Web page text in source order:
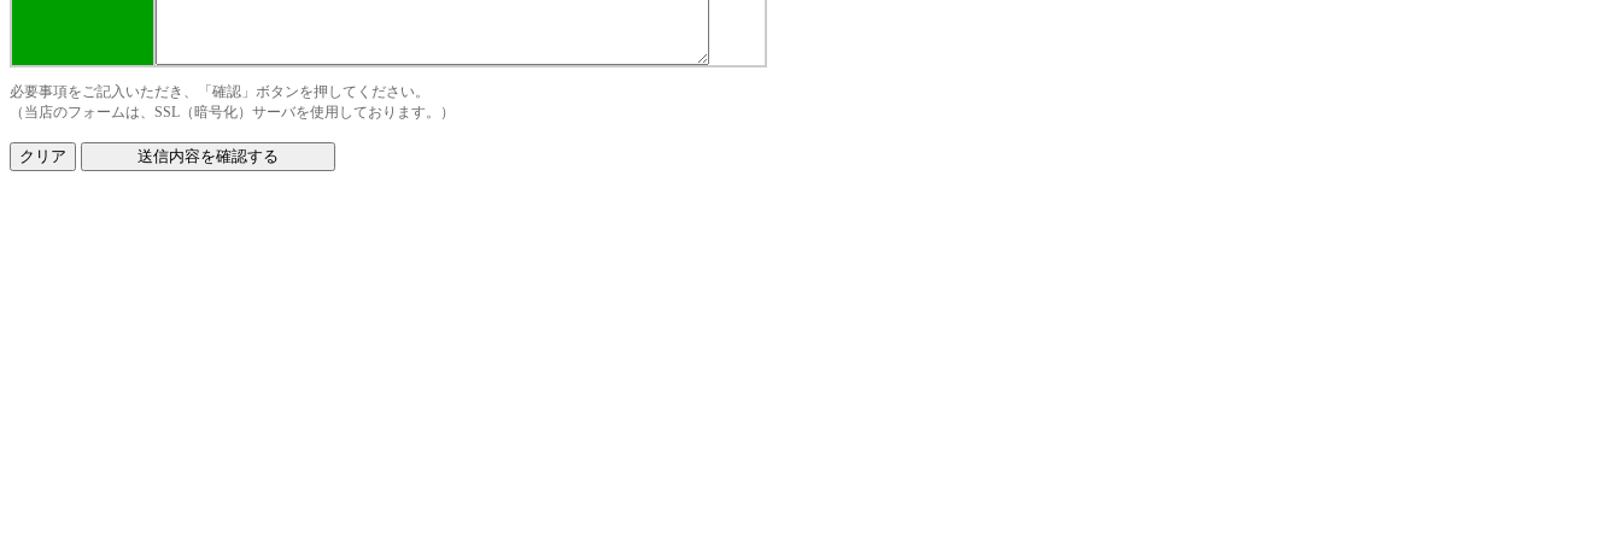
必要事項をご記入いただき、「確認」ボタンを押してください。
（当店のフォームは、SSL（暗号化）サーバを使用しております。）